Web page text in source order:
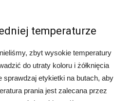
temperaturze
zbyt wysokie temperatury
do utraty koloru i żółknięcia
sprawdzaj etykietki na butach, aby
prania jest zalecana przez